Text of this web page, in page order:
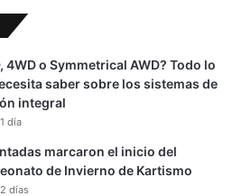
4WD o Symmetrical AWD? Todo lo
saber sobre los sistemas de
integral
día
marcaron el inicio del
de Invierno de Kartismo
días